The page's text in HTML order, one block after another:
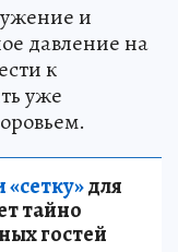
и
давление на
к
уже
для
тайно
гостей